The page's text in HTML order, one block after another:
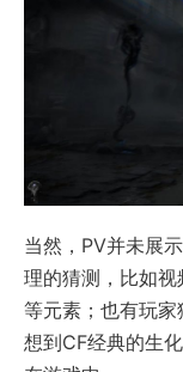
当然，PV并未展
理的猜测，比如
等元素；也有玩
想到CF经典的生